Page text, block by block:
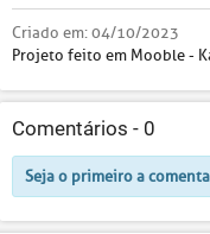
Criado em:04/10/2023
Projeto feito em Mooble -
Comentários - 0
Seja o primeiro a